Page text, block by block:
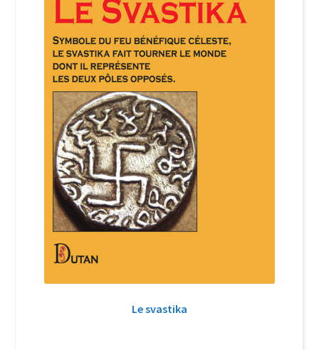
Login Customizer
Newsletter
Nous Contacter
Panier
Politique de confidentialité et cookies
Qui sommes-nous ?
Soutien à Philippe Randa
Suivi de la Commande
Le svastika